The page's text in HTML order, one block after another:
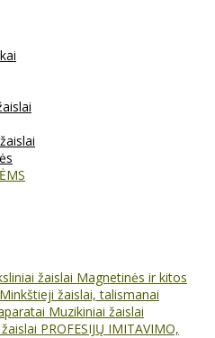
žaislai Magnetinės ir kitos
Minkštieji žaislai, talismanai
Muzikiniai žaislai
PROFESIJŲ IMITAVIMO,